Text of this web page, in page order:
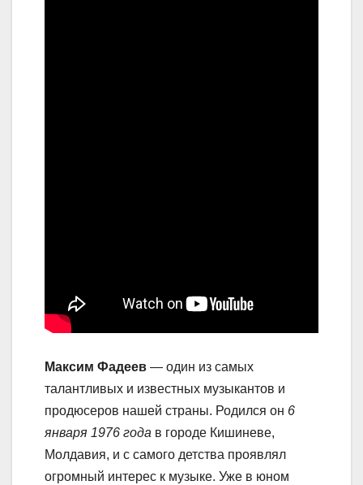
Максим Фадеев — один из самых
талантливых и известных музыкантов и
продюсеров нашей страны. Родился он 6
января 1976 года в городе Кишиневе,
Молдавия, и с самого детства проявлял
огромный интерес к музыке. Уже в юном